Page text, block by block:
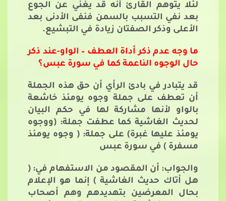
لئلا يتوهم القارئ أنه قد يغني عن الجوع
بعد نفي التسبب بالسمن فنفى الأدنى بعد
الأعلى وذكر الصفتان زيادة في التبشيع.
ما وجه عدم ذكر أداة العطف – الواو-عند ذكر
حال الوجوه الناعمة كما في سورة عبس؟
قد يتبادر في بادئ الرأي أن حق هذه الجملة
أن تعطف على جملة وجوه يومئذ خاشعة
بالواو لأنها مشاركة لها في حكم البيان
لحديث الغاشية كما عطفت جملة: (ووجوه
يومئذ عليها غبرة) على جملة: ( وجوه يومئذ
مسفرة ) في سورة عبس
والجواب: أن المقصود من الاستفهام في: (
هل أتاك حديث الغاشية ) إنما هو الإعلام
بحال المعرضين بتهديدهم وهم أصحاب